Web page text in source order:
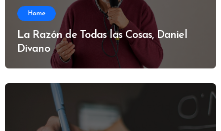
Home
La Razón de Todas las Cosas, Daniel
Divano